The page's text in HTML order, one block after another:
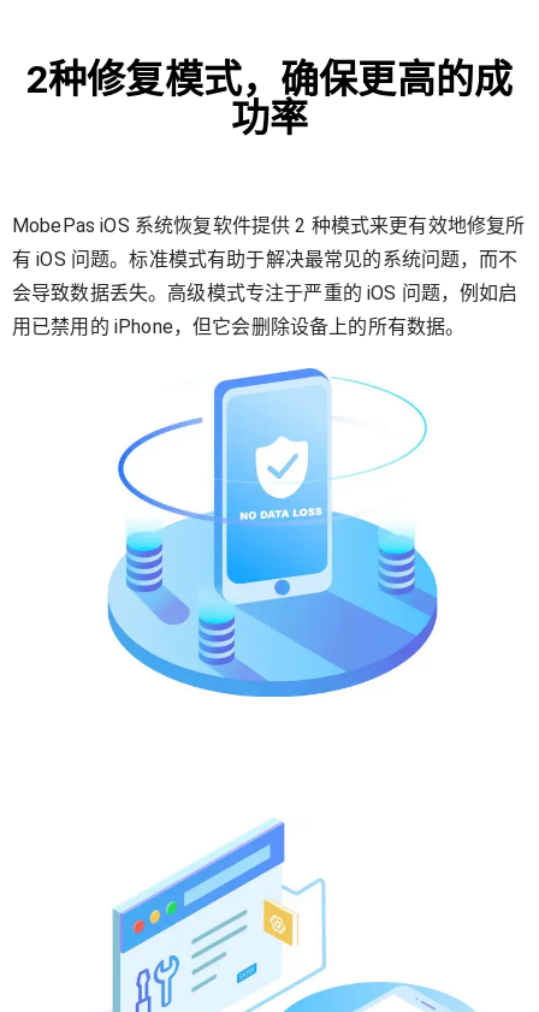
2种修复模式，确保更高的成
功率
MobePas iOS 系统恢复软件提供 2 种模式来更有效地修复所
有 iOS 问题。标准模式有助于解决最常见的系统问题，而不
会导致数据丢失。高级模式专注于严重的 iOS 问题，例如启
用已禁用的 iPhone，但它会删除设备上的所有数据。